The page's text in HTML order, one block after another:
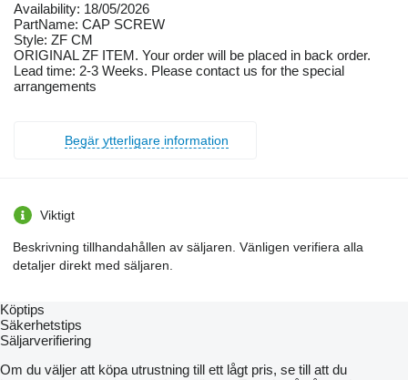
Availability: 18/05/2026
PartName: CAP SCREW
Style: ZF CM
ORIGINAL ZF ITEM. Your order will be placed in back order.
Lead time: 2-3 Weeks. Please contact us for the special
arrangements
Begär ytterligare information
Viktigt
Beskrivning tillhandahållen av säljaren. Vänligen verifiera alla
detaljer direkt med säljaren.
Köptips
Säkerhetstips
Säljarverifiering
Om du väljer att köpa utrustning till ett lågt pris, se till att du